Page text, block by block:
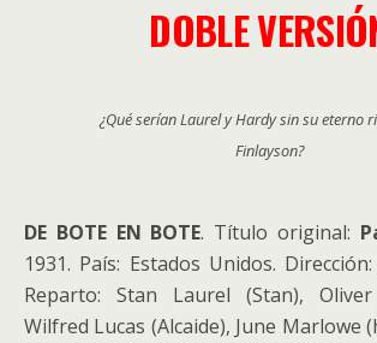
DOBLE
¿Qué serían Laurel y Hardy sin su eterno
Finlayson?
DE BOTE EN BOTE. Título original:
1931. País: Estados Unidos.
Reparto: Stan Laurel (Stan),
Wilfred Lucas (Alcaide), June Marlowe